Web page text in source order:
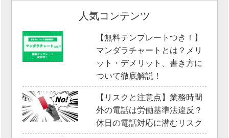
人気コンテンツ
【無料テンプレートつき！】
マンダラチャートとは？メリ
ット・デメリット、書き方に
ついて徹底解説！
【リスクと注意点】業務時間
外の電話は労働基準法違反？
休日の電話対応に潜むリスク